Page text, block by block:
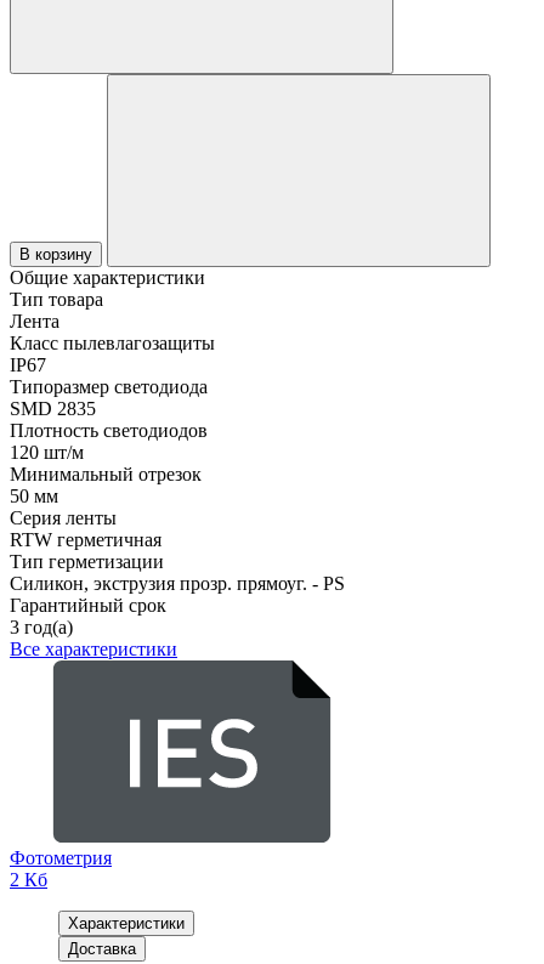
В корзину
Общие характеристики
Тип товара
Лента
Класс пылевлагозащиты
IP67
Типоразмер светодиода
SMD 2835
Плотность светодиодов
120 шт/м
Минимальный отрезок
50 мм
Серия ленты
RTW герметичная
Тип герметизации
Силикон, экструзия прозр. прямоуг. - PS
Гарантийный срок
3 год(а)
Все характеристики
Фотометрия
2 Кб
Характеристики
Доставка